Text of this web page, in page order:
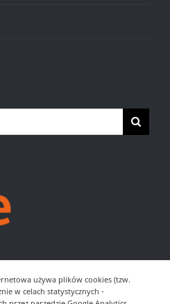
używa plików cookies (tzw.
w celach statystycznych -